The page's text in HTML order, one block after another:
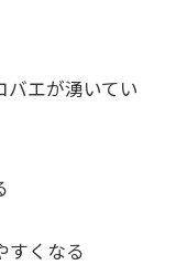
エが湧いてい
すくなる